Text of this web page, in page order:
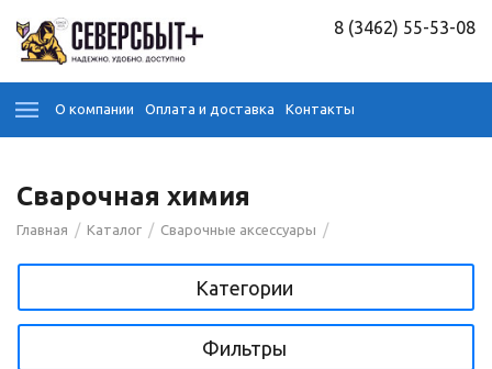
8 (3462) 55-53-08
О компании Оплата и доставка Контакты
Сварочная химия
Главная / Каталог / Сварочные аксессуары /
Категории
Фильтры